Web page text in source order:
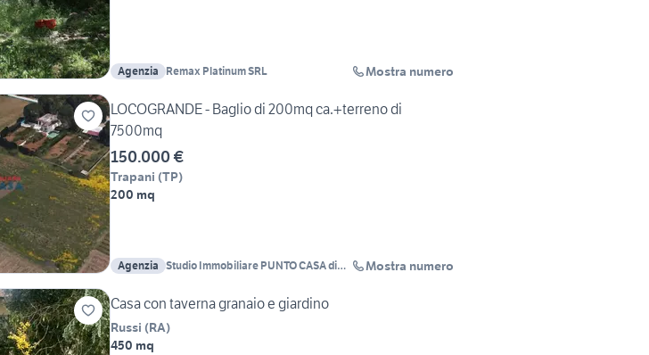
Agenzia Remax Platinum SRL Mostra numero
LOCOGRANDE - Baglio di 200mq ca.+terreno di
7500mq
150.000 €
Trapani (TP)
200 mq
Agenzia Studio Immobiliare PUNTO CASA di
Mostra numero
Casa con taverna granaio e giardino
Russi (RA)
450 mq